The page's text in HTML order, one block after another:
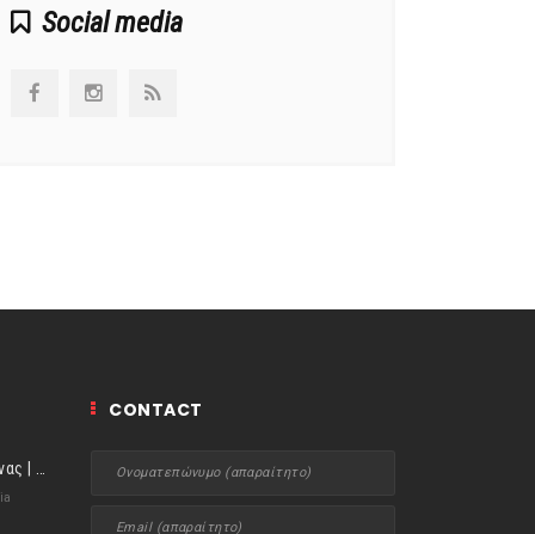
Social media
CONTACT